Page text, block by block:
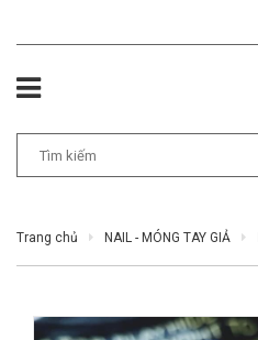
Trang chủ NAIL - MÓNG TAY GIẢ